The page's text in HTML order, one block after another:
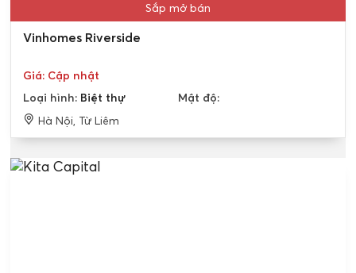
Sắp mở bán
Vinhomes Riverside
Giá: Cập nhật
Loại hình: Biệt thự Mật độ:
Hà Nội, Từ Liêm